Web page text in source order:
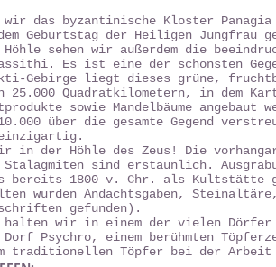
wir das byzantinische Kloster
Geburtstag der Heiligen Jungfrau
Höhle sehen wir außerdem die
Es ist eine der schönsten
Gebirge liegt dieses grüne,
25.000 Quadratkilometern, in dem
sowie Mandelbäume angebaut
über die gesamte Gegend
in der Höhle des Zeus! Die
sind erstaunlich.
bereits 1800 v. Chr. als Kultstätte
wurden Andachtsgaben,
gefunden).
halten wir in einem der vielen
Dorf Psychro, einem berühmten
traditionellen Töpfer bei der Arbeit